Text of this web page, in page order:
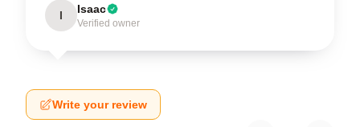
I Isaac
Verified owner
Write your review